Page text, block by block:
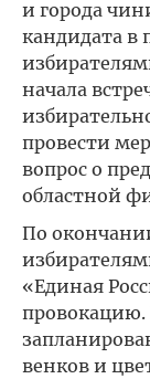
и города
кандидата в
начала
провести
вопрос о
областной
По
«Единая
венков и